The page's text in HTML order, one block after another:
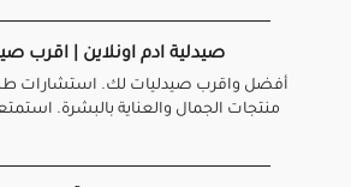
صيدلية ادم اونلاين | اقرب
أفضل واقرب صيدليات لك. استشارات
منتجات الجمال والعناية بالبشرة.